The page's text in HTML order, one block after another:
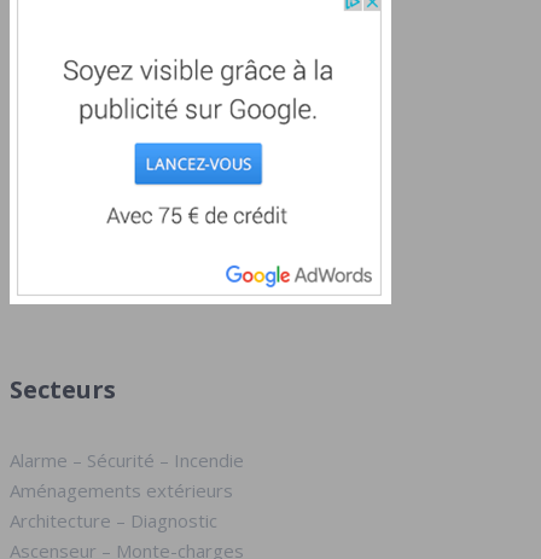
Secteurs
Alarme – Sécurité – Incendie
Aménagements extérieurs
Architecture – Diagnostic
Ascenseur – Monte-charges